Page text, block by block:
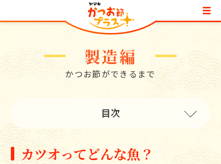
製造編
かつお節ができるまで
目次
カツオってどんな魚？